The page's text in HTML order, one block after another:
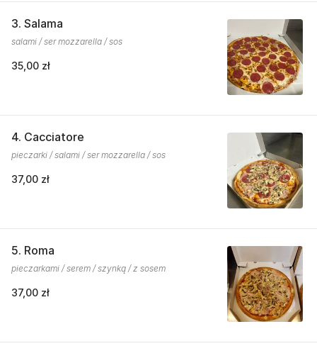
3. Salama
salami / ser mozzarella / sos
35,00 zł
4. Cacciatore
pieczarki / salami / ser mozzarella / sos
37,00 zł
5. Roma
pieczarkami / serem / szynką / z sosem
37,00 zł